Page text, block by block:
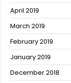
April 2019
March 2019
February 2019
January 2019
December 2018